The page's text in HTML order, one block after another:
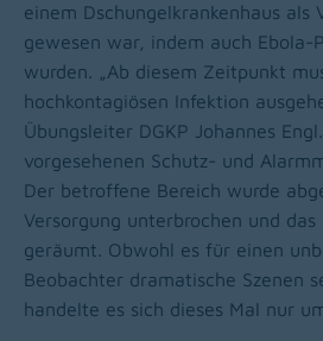
einem Dschungelkrankenhaus als
gewesen war, indem auch Ebola-
wurden. „Ab diesem Zeitpunkt
hochkontagiösen Infektion
Übungsleiter DGKP Johannes
vorgesehenen Schutz- und
Der betroffene Bereich wurde
Versorgung unterbrochen und
geräumt. Obwohl es für einen
Beobachter dramatische Szenen
handelte es sich dieses Mal nur